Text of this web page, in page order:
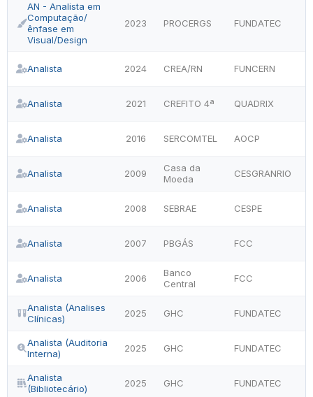
AN - Analista em
Computação/
ênfase em
Visual/Design
2023 PROCERGS FUNDATEC
Analista 2024 CREA/RN FUNCERN
Analista 2021 CREFITO 4ª QUADRIX
Analista 2016 SERCOMTEL AOCP
Analista 2009
Casa da
Moeda
CESGRANRIO
Analista 2008 SEBRAE CESPE
Analista 2007 PBGÁS FCC
Analista 2006
Banco
Central
FCC
Analista (Analises
Clínicas)
2025 GHC FUNDATEC
Analista (Auditoria
Interna)
2025 GHC FUNDATEC
Analista
(Bibliotecário)
2025 GHC FUNDATEC